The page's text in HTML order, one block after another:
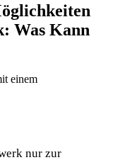
Was Kann
nur zur